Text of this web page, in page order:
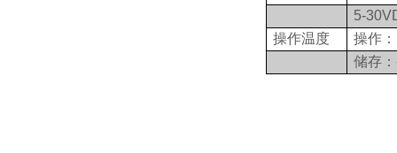
5-
操作温度
操作
储存